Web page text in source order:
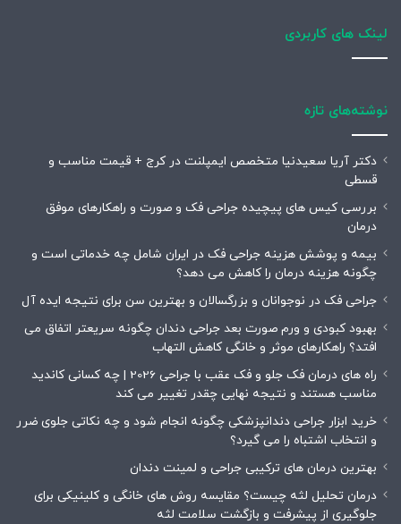
لینک های کاربردی
نوشته‌های تازه
دکتر آریا سعیدنیا متخصص ایمپلنت در کرج + قیمت مناسب و
قسطی
بررسی کیس های پیچیده جراحی فک و صورت و راهکارهای موفق
درمان
بیمه و پوشش هزینه جراحی فک در ایران شامل چه خدماتی است و
چگونه هزینه درمان را کاهش می دهد؟
جراحی فک در نوجوانان و بزرگسالان و بهترین سن برای نتیجه ایده آل
بهبود کبودی و ورم صورت بعد جراحی دندان چگونه سریعتر اتفاق می
افتد؟ راهکارهای موثر و خانگی کاهش التهاب
راه های درمان فک جلو و فک عقب با جراحی 2026 | چه کسانی کاندید
مناسب هستند و نتیجه نهایی چقدر تغییر می کند
خرید ابزار جراحی دندانپزشکی چگونه انجام شود و چه نکاتی جلوی ضرر
و انتخاب اشتباه را می گیرد؟
بهترین درمان های ترکیبی جراحی و لمینت دندان
درمان تحلیل لثه چیست؟ مقایسه روش های خانگی و کلینیکی برای
جلوگیری از پیشرفت و بازگشت سلامت لثه